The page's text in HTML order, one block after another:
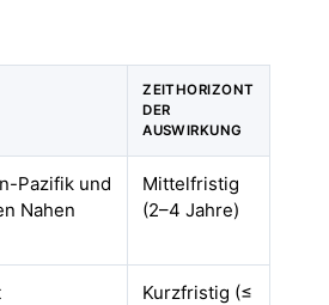
ZEITHORIZONT
DER
AUSWIRKUNG
Pazifik und
Nahen
Mittelfristig
(2–4 Jahre)
Kurzfristig (≤